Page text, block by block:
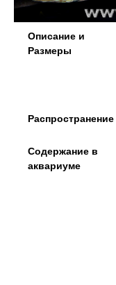
Описание и
Размеры
Распространение
Содержание в
аквариуме